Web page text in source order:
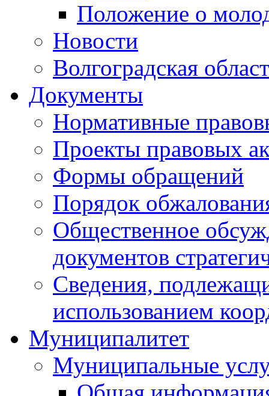
Положение о
Новости
Волгоградская
Документы
Нормативные
Проекты правовых
Формы обращений
Порядок
Общественное
документов
Сведения,
использованием
Муниципалитет
Муниципальные